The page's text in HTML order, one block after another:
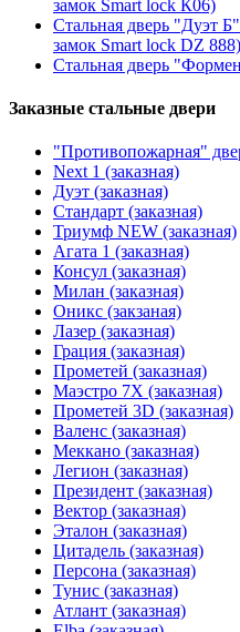
замок Smart lock К06)
Стальная дверь "Дуэт
замок Smart lock DZ 888)
Стальная дверь
Заказные стальные двери
"Противопожарная"
Next 1 (заказная)
Дуэт (заказная)
Стандарт (заказная)
Триумф NEW (заказная)
Агата 1 (заказная)
Консул (заказная)
Милан (заказная)
Оникс (закзаная)
Лазер (заказная)
Грация (заказная)
Прометей (заказная)
Маэстро 7Х (заказная)
Прометей 3D (заказная)
Валенс (заказная)
Меккано (заказная)
Легион (заказная)
Президент (заказная)
Вектор (заказная)
Эталон (заказная)
Цитадель (заказная)
Персона (заказная)
Тунис (заказная)
Атлант (заказная)